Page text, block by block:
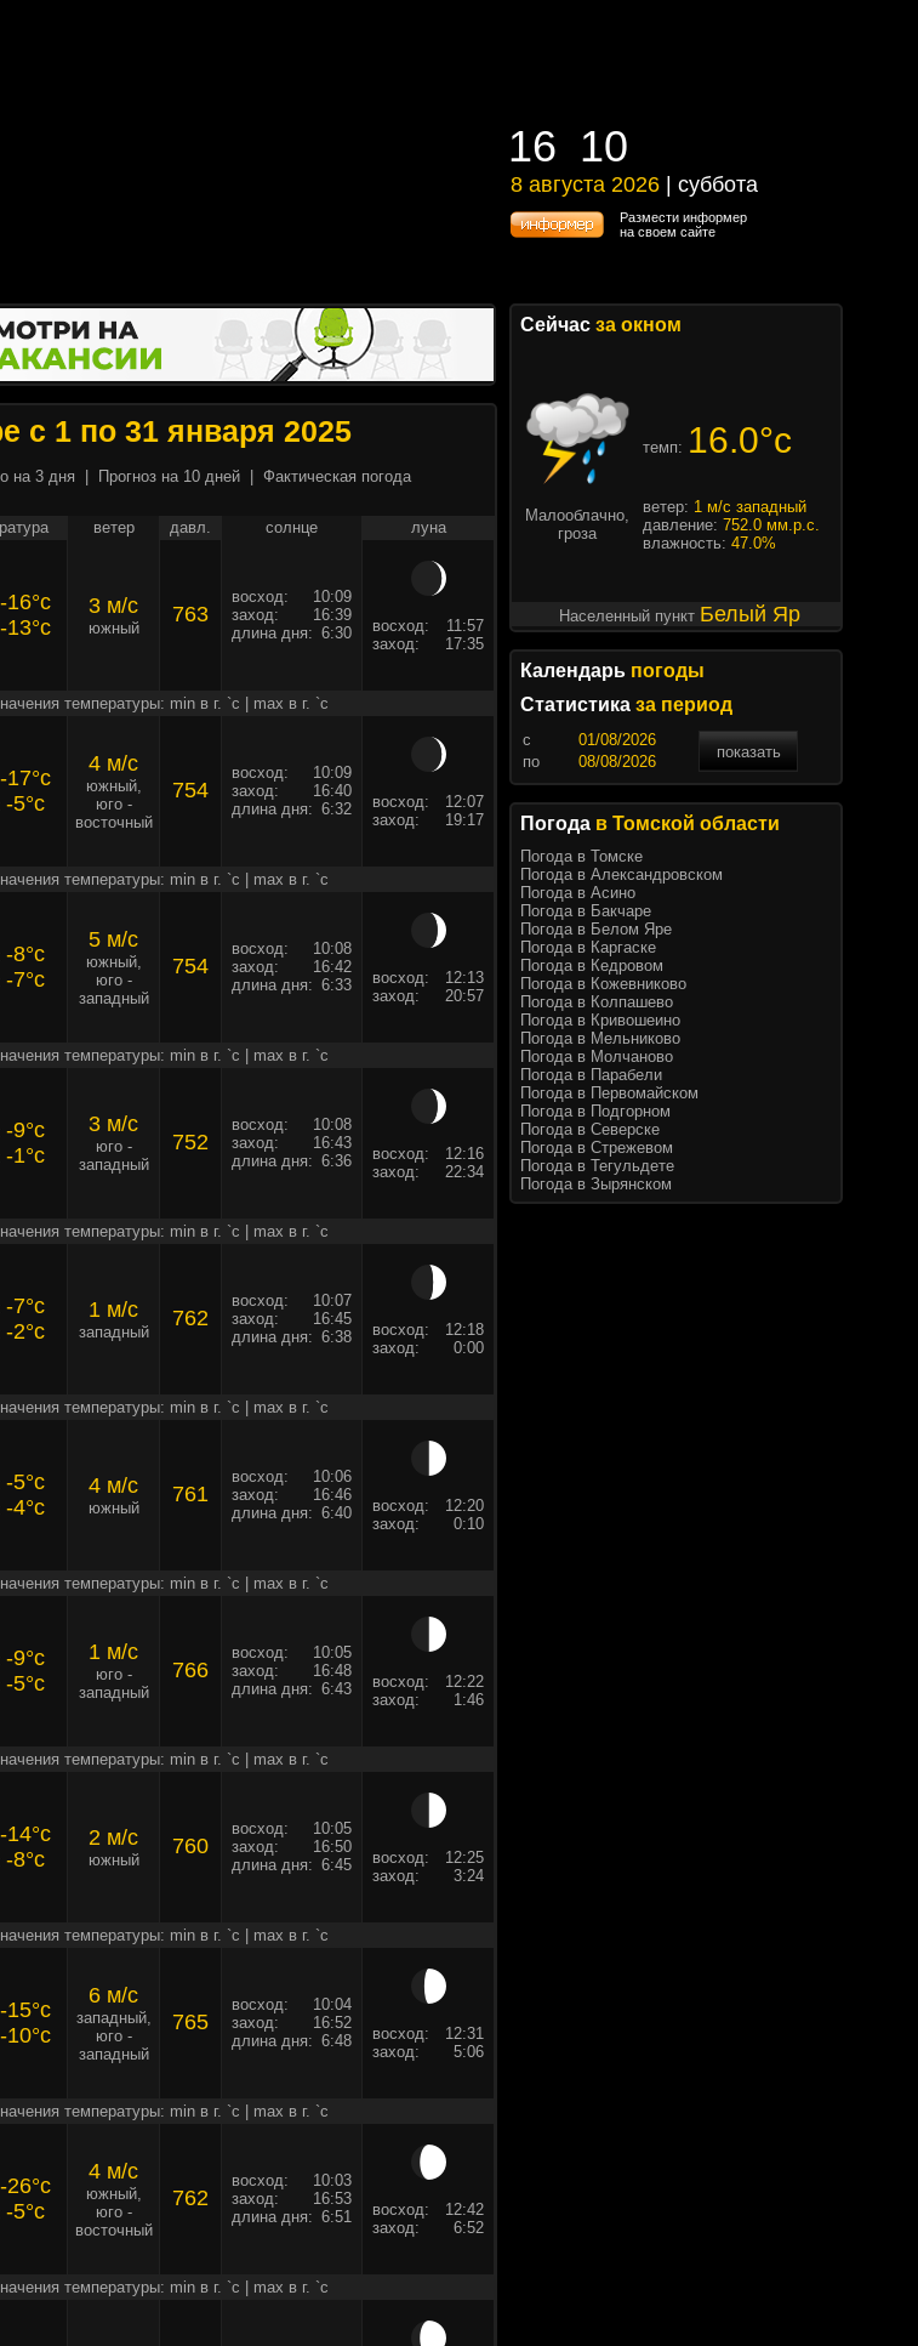
16 10
16 10
8 августа 2026 | суббота
8 августа 2026 | суббота
Размести информер
на своем сайте
с 1 по 31 января 2025
на 3 дня Прогноз на 10 дней Фактическая погода
ветер давл. солнце луна
-16°c
-13°c
3 м/c
южный
763
восход:
10:09
заход:
16:39
длина дня: 6:30 восход:
11:57
заход:
17:35
температуры: min в г. `c | max в г. `c
-17°c
-5°c
4 м/c
южный,
юго -
восточный
754
восход:
10:09
заход:
16:40
длина дня: 6:32 восход:
12:07
заход:
19:17
температуры: min в г. `c | max в г. `c
-8°c
-7°c
5 м/c
южный,
юго -
западный
754
восход:
10:08
заход:
16:42
длина дня: 6:33 восход:
12:13
заход:
20:57
температуры: min в г. `c | max в г. `c
-9°c
-1°c
3 м/c
юго -
западный
752
восход:
10:08
заход:
16:43
длина дня: 6:36 восход:
12:16
заход:
22:34
температуры: min в г. `c | max в г. `c
-7°c
-2°c
1 м/c
западный
762
восход:
10:07
заход:
16:45
длина дня: 6:38 восход:
12:18
заход:
0:00
температуры: min в г. `c | max в г. `c
-5°c
-4°c
4 м/c
южный
761
восход:
10:06
заход:
16:46
длина дня: 6:40 восход:
12:20
заход:
0:10
температуры: min в г. `c | max в г. `c
-9°c
-5°c
1 м/c
юго -
западный
766
восход:
10:05
заход:
16:48
длина дня: 6:43 восход:
12:22
заход:
1:46
температуры: min в г. `c | max в г. `c
-14°c
-8°c
2 м/c
южный
760
восход:
10:05
заход:
16:50
длина дня: 6:45 восход:
12:25
заход:
3:24
температуры: min в г. `c | max в г. `c
-15°c
-10°c
6 м/c
западный,
юго -
западный
765
восход:
10:04
заход:
16:52
длина дня: 6:48 восход:
12:31
заход:
5:06
температуры: min в г. `c | max в г. `c
-26°c
-5°c
4 м/c
южный,
юго -
восточный
762
восход:
10:03
заход:
16:53
длина дня: 6:51 восход:
12:42
заход:
6:52
температуры: min в г. `c | max в г. `c
Сейчас за окном
темп: 16.0°c
Малооблачно,
гроза
ветер: 1 м/с западный
давление: 752.0 мм.р.с.
влажность: 47.0%
Населенный пункт Белый Яр
Календарь погоды
Статистика за период
c
показать
по
Погода в Томской области
Погода в Томске
Погода в Александровском
Погода в Асино
Погода в Бакчаре
Погода в Белом Яре
Погода в Каргаске
Погода в Кедровом
Погода в Кожевниково
Погода в Колпашево
Погода в Кривошеино
Погода в Мельниково
Погода в Молчаново
Погода в Парабели
Погода в Первомайском
Погода в Подгорном
Погода в Северске
Погода в Стрежевом
Погода в Тегульдете
Погода в Зырянском